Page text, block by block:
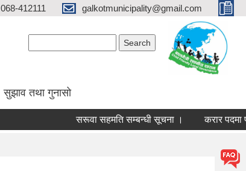
068-412111 galkotmunicipality@gmail.com
सुझाव तथा गुनासो
सरूवा सहमति सम्बन्धी सूचना । करार पदमा